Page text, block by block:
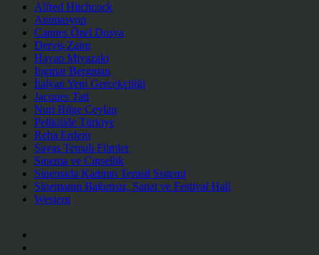
Alfred Hitchcock
Animasyon
Cannes Özel Dosya
Derviş Zaim
Hayao Miyazaki
Ingmar Bergman
İtalyan Yeni Gerçekçiliği
Jacques Tati
Nuri Bilge Ceylan
Pelikülde Türkiye
Reha Erdem
Savaş Temalı Filmler
Sinema ve Cinsellik
Sinemada Kadının Temsil Sistemi
Sinemanın Bağımsız, Sanat ve Festival Hali
Western